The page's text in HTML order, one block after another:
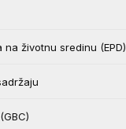
životnu sredinu (EPD)